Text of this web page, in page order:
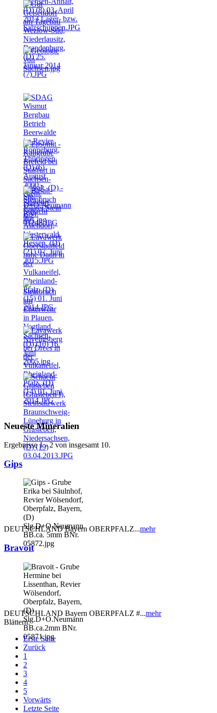
Neueste Mineralien
Ergebnisse 1 - 2 von insgesamt 10.
Gips
DEUTSCHLAND Bayern OBERPFALZ...mehr
Bravoit
DEUTSCHLAND Bayern OBERPFALZ #...mehr
Blättern:
Erste Seite
Zurück
1
2
3
4
5
Vorwärts
Letzte Seite